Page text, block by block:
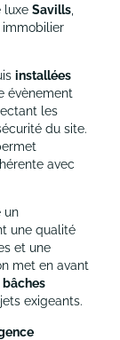
luxe Savills
immobilier
installées
évènement
les
du site.
avec
un
une qualité
et une
met en avant
bâches
exigeants.